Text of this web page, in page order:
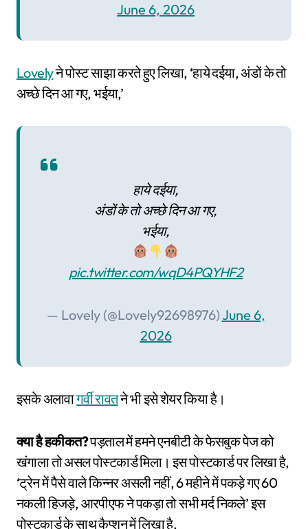
June 6, 2026
Lovelyने पोस्ट साझा करते हुए लिखा, ‘हाये दईया, अंडों के तो
अच्छे दिन आ गए, भईया,’
हाये दईया,
अंडों के तो अच्छे दिन आ गए,
भईया,
pic.twitter.com/wqD4PQYHF2
— Lovely (@Lovely92698976)June 6,
2026
इसके अलावागर्वी रावतने भी इसे शेयर किया है।
क्या है हकीकत?पड़ताल में हमने एनबीटी के फेसबुक पेज को
खंगाला तो असल पोस्टकार्ड मिला। इस पोस्टकार्ड पर लिखा है,
‘ट्रेन में पैसे वाले किन्नर असली नहीं, 6 महीने में पकड़े गए 60
नकली हिजड़े, आरपीएफ ने पकड़ा तो सभी मर्द निकले’ इस
पोस्टकार्ड के साथ कैप्शन में लिखा है,